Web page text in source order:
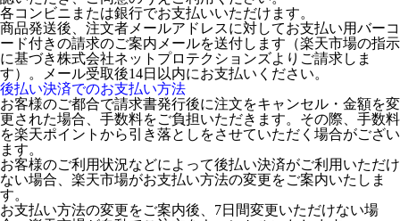
各コンビニまたは銀行でお支払いいただけます。
商品発送後、注文者メールアドレスに対してお支払い用バーコ
ード付きの請求のご案内メールを送付します（楽天市場の指示
に基づき株式会社ネットプロテクションズよりご請求しま
す）。メール受取後14日以内にお支払いください。
後払い決済でのお支払い方法
お客様のご都合で請求書発行後に注文をキャンセル・金額を変
更された場合、手数料をご負担いただきます。その際、手数料
を楽天ポイントから引き落としをさせていただく場合がござい
ます。
お客様のご利用状況などによって後払い決済がご利用いただけ
ない場合、楽天市場がお支払い方法の変更をご案内いたしま
す。
お支払い方法の変更をご案内後、7日間変更いただけない場